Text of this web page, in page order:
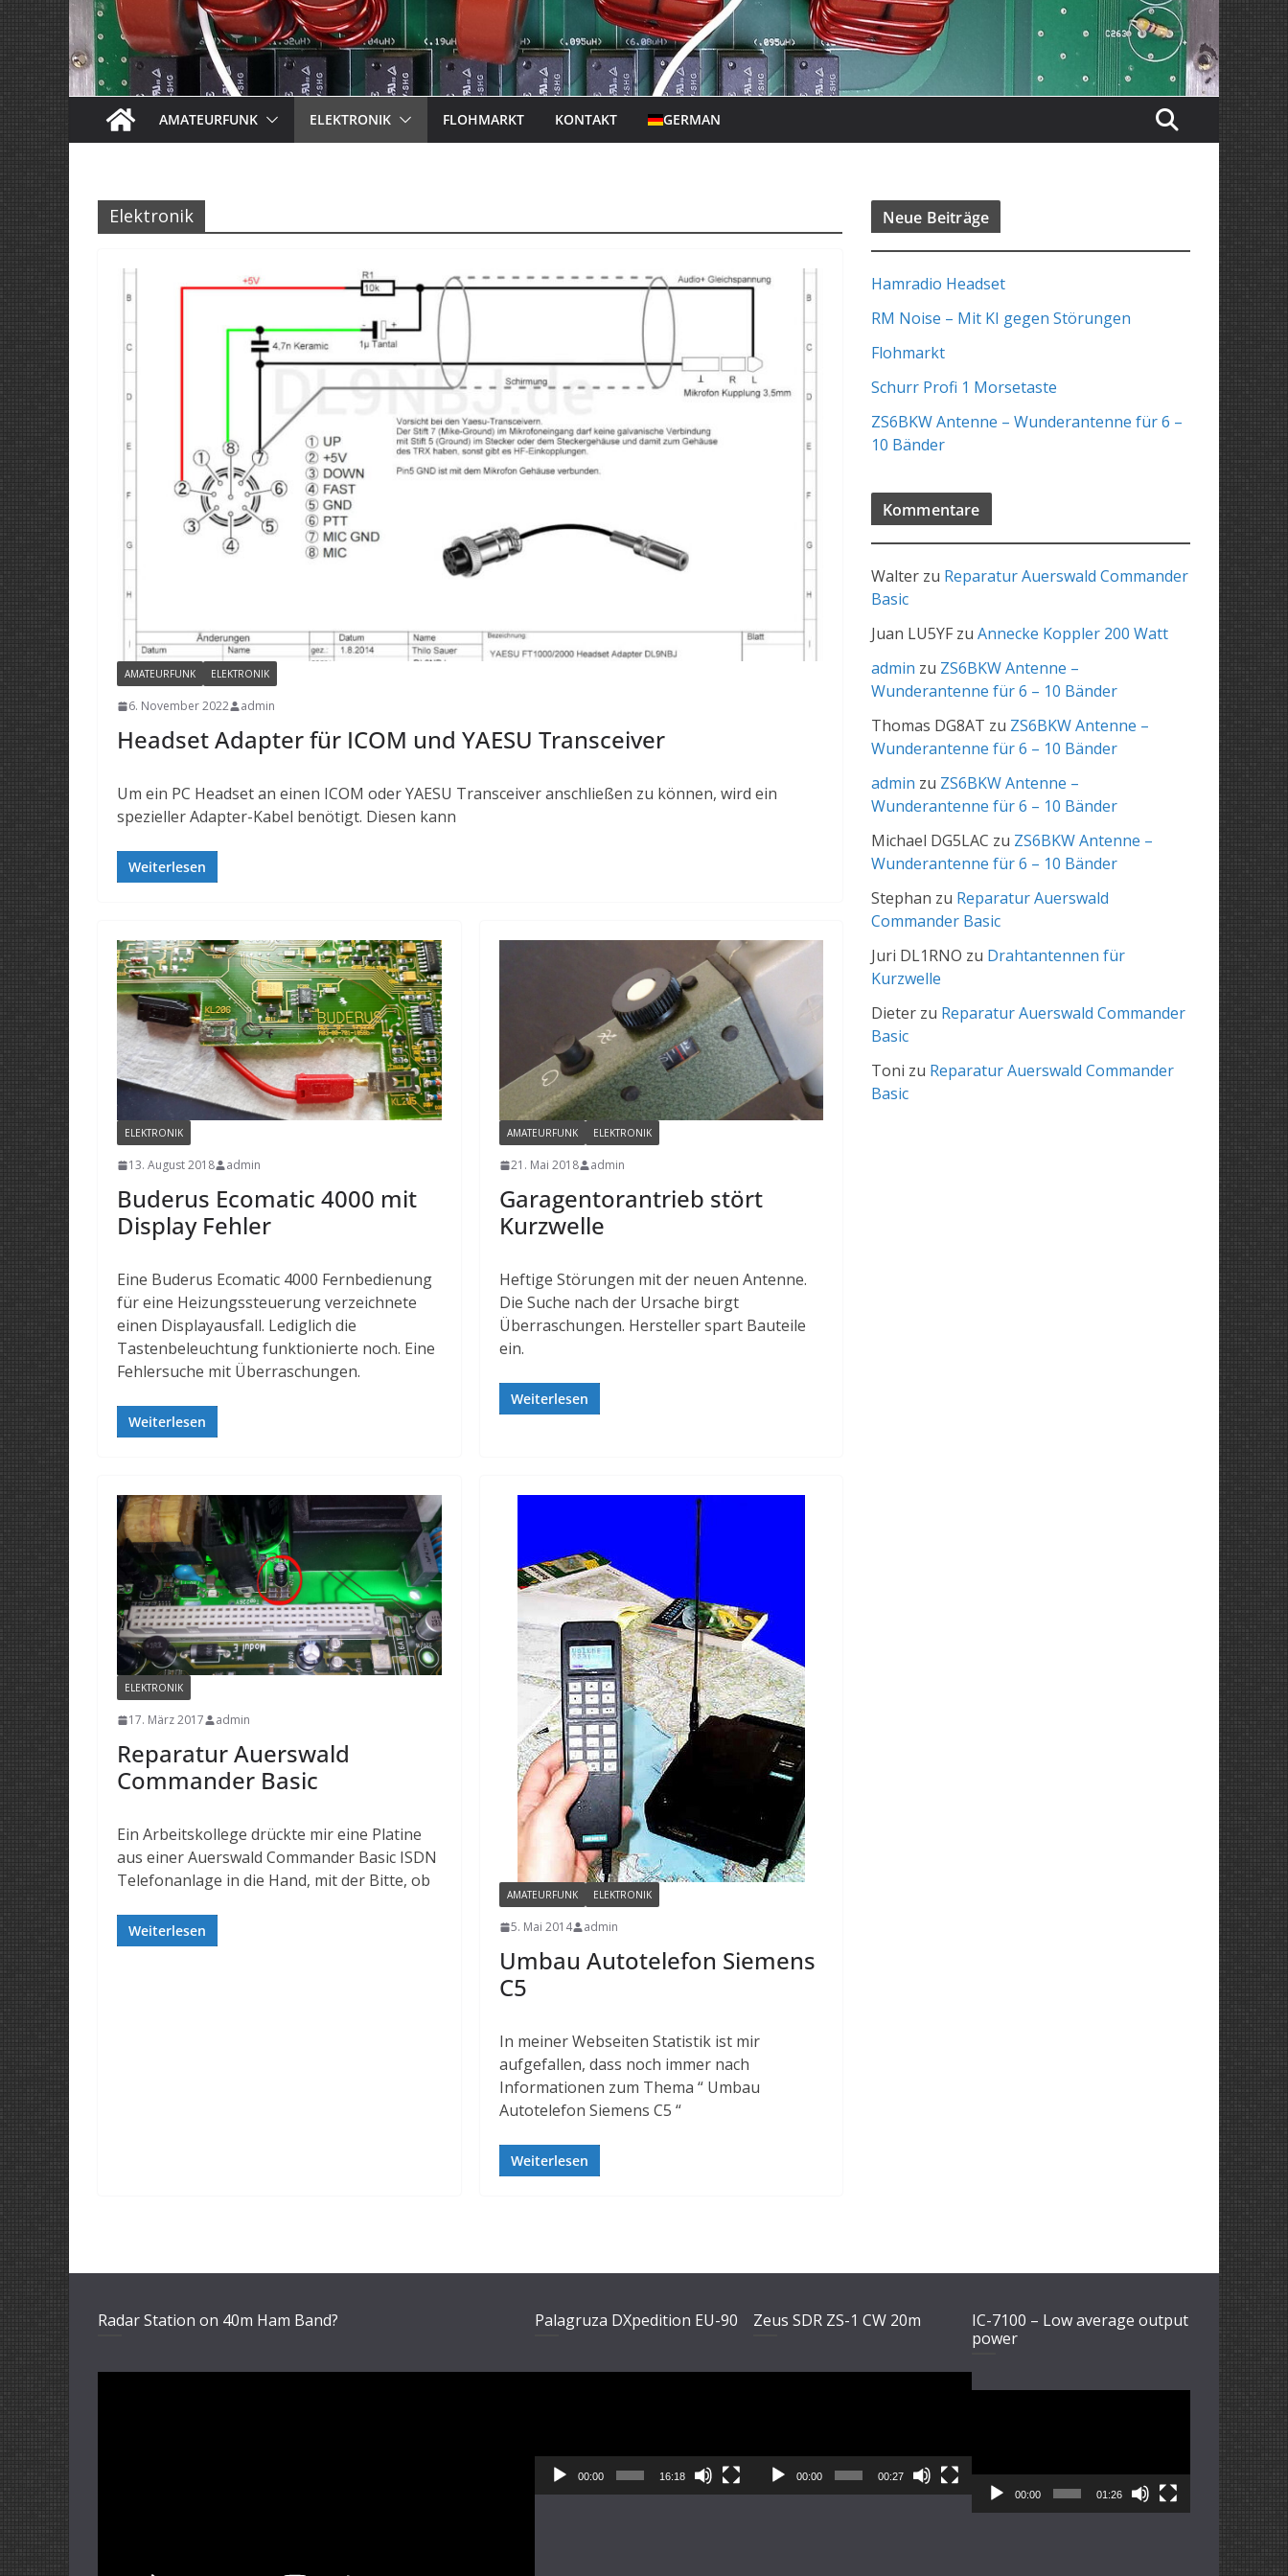
AMATEURFUNK ELEKTRONIK FLOHMARKT KONTAKT GERMAN
Elektronik
AMATEURFUNK ELEKTRONIK
6. November 2022 admin
Headset Adapter für ICOM und YAESU Transceiver
Um ein PC Headset an einen ICOM oder YAESU Transceiver anschließen zu können, wird ein
spezieller Adapter-Kabel benötigt. Diesen kann
Weiterlesen
ELEKTRONIK
13. August 2018 admin
Buderus Ecomatic 4000 mit
Display Fehler
Eine Buderus Ecomatic 4000 Fernbedienung
für eine Heizungssteuerung verzeichnete
einen Displayausfall. Lediglich die
Tastenbeleuchtung funktionierte noch. Eine
Fehlersuche mit Überraschungen.
Weiterlesen
AMATEURFUNK ELEKTRONIK
21. Mai 2018 admin
Garagentorantrieb stört
Kurzwelle
Heftige Störungen mit der neuen Antenne.
Die Suche nach der Ursache birgt
Überraschungen. Hersteller spart Bauteile
ein.
Weiterlesen
ELEKTRONIK
17. März 2017 admin
Reparatur Auerswald
Commander Basic
Ein Arbeitskollege drückte mir eine Platine
aus einer Auerswald Commander Basic ISDN
Telefonanlage in die Hand, mit der Bitte, ob
Weiterlesen
AMATEURFUNK ELEKTRONIK
5. Mai 2014 admin
Umbau Autotelefon Siemens
C5
In meiner Webseiten Statistik ist mir
aufgefallen, dass noch immer nach
Informationen zum Thema “ Umbau
Autotelefon Siemens C5 “
Weiterlesen
Neue Beiträge
Hamradio Headset
RM Noise – Mit KI gegen Störungen
Flohmarkt
Schurr Profi 1 Morsetaste
ZS6BKW Antenne – Wunderantenne für 6 –
10 Bänder
Kommentare
Walter zu Reparatur Auerswald Commander
Basic
Juan LU5YF zu Annecke Koppler 200 Watt
admin zu ZS6BKW Antenne –
Wunderantenne für 6 – 10 Bänder
Thomas DG8AT zu ZS6BKW Antenne –
Wunderantenne für 6 – 10 Bänder
admin zu ZS6BKW Antenne –
Wunderantenne für 6 – 10 Bänder
Michael DG5LAC zu ZS6BKW Antenne –
Wunderantenne für 6 – 10 Bänder
Stephan zu Reparatur Auerswald
Commander Basic
Juri DL1RNO zu Drahtantennen für
Kurzwelle
Dieter zu Reparatur Auerswald Commander
Basic
Toni zu Reparatur Auerswald Commander
Basic
Radar Station on 40m Ham Band? Palagruza DXpedition EU-90
00:00 16:18
Zeus SDR ZS-1 CW 20m
00:00 00:27
IC-7100 – Low average output
power
00:00 01:26